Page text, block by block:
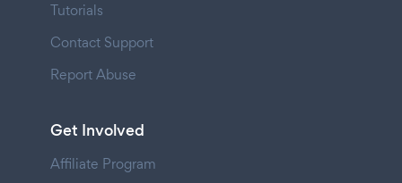
Tutorials
Contact Support
Report Abuse
Get Involved
Affiliate Program